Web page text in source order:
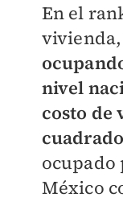
En el
vivienda,
nivel
costo
cuadrado
ocupado
México